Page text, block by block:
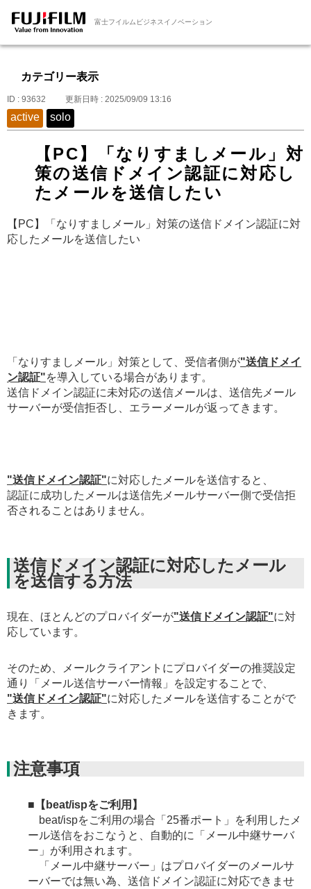
富士フイルムビジネスイノベーション
カテゴリー表示
ID : 93632 更新日時 : 2025/09/09 13:16
active solo
【PC】「なりすましメール」対
策の送信ドメイン認証に対応し
たメールを送信したい
【PC】「なりすましメール」対策の送信ドメイン認証に対
応したメールを送信したい
「なりすましメール」対策として、受信者側が"送信ドメイ
ン認証"を導入している場合があります。
送信ドメイン認証に未対応の送信メールは、送信先メール
サーバーが受信拒否し、エラーメールが返ってきます。
"送信ドメイン認証"に対応したメールを送信すると、
認証に成功したメールは送信先メールサーバー側で受信拒
否されることはありません。
送信ドメイン認証に対応したメール
を送信する方法
現在、ほとんどのプロバイダーが"送信ドメイン認証"に対
応しています。
そのため、メールクライアントにプロバイダーの推奨設定
通り「メール送信サーバー情報」を設定することで、
"送信ドメイン認証"に対応したメールを送信することがで
きます。
注意事項
■ 【beat/ispをご利用】
beat/ispをご利用の場合「25番ポート」を利用したメ
ール送信をおこなうと、自動的に「メール中継サーバ
ー」が利用されます。
「メール中継サーバー」はプロバイダーのメールサ
ーバーでは無い為、送信ドメイン認証に対応できませ